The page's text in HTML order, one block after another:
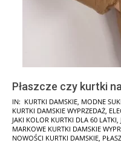
Płaszcze czy kurtki
2024-
05-
30
IN: KURTKI DAMSKIE MODNE
KURTKI DAMSKIE WYPRZEDAŻ
JAKI KOLOR KURTKI DLA 60 LATKI
MARKOWE KURTKI DAMSKIE
NOWOŚCI KURTKI DAMSKIE